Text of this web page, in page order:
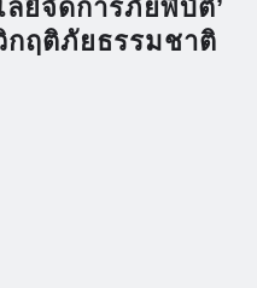
ยีจัดการภัยพิบัติ’
กฤติภัยธรรมชาติ